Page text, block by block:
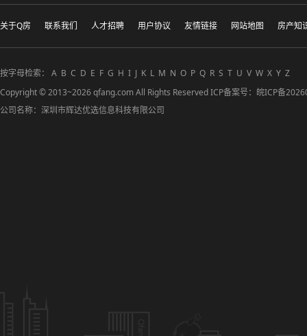
关于Q房 联系我们 人才招聘 用户协议 友情链接 网站地图 房产知
按字母检索： A B C D E F G H I J K L M N O P Q R S T U V W X Y Z
Copyright © 2013~2026 qfang.com All Rights Reserved ICP备案号： 皖ICP备
公司名称：深圳市辉达优选信息科技有限公司